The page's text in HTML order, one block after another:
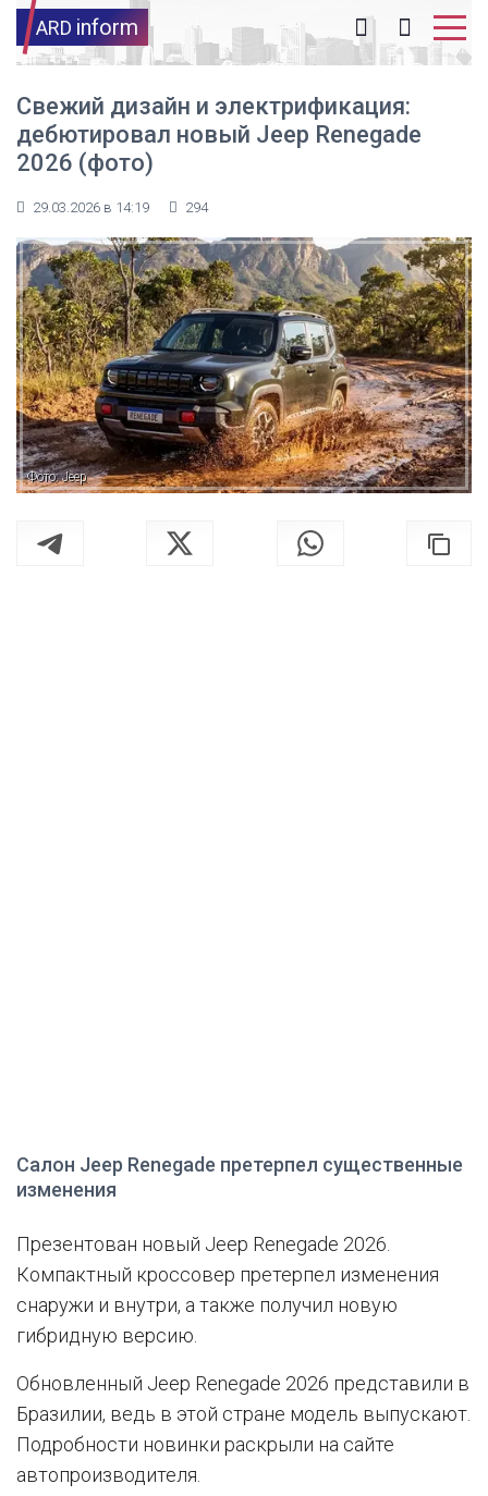
ARD inform
Свежий дизайн и электрификация:
дебютировал новый Jeep Renegade
2026 (фото)
29.03.2026 в 14:19 294
Фото: Jeep
Салон Jeep Renegade претерпел существенные
изменения
Презентован новый Jeep Renegade 2026.
Компактный кроссовер претерпел изменения
снаружи и внутри, а также получил новую
гибридную версию.
Обновленный Jeep Renegade 2026 представили в
Бразилии, ведь в этой стране модель выпускают.
Подробности новинки раскрыли на сайте
автопроизводителя.